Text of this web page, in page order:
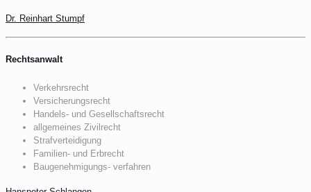
Dr. Reinhart Stumpf
Rechtsanwalt
Verkehrsrecht
Versicherungsrecht
Handels- und Gesellschaftsrecht
allgemeines Zivilrecht
Strafverteidigung
Familien- und Erbrecht
Baugenehmigungs- verfahren